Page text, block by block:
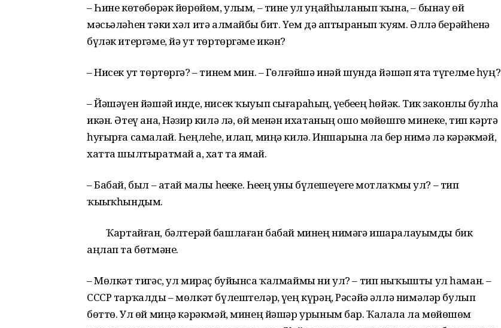
– Һине көтөбөрәк йөрөйөм, улым, – тине ул уңайһыҙланып ҡына, – бынау өй
мәсьәләһен тәки хәл итә алмайбыҙ бит. Үҙем дә аптыранып ҡуям. Әллә берәйһенә
бүләк итергәме, йә ут төртөргәме икән?
– Нисек ут төртөргә? – тинем мин. – Гөлғәйшә инәй шунда йәшәп ята түгелме һуң?
– Йәшәүен йәшәй инде, нисек ҡыуып сығараһың, үҙебеҙҙең һөйәк. Тик законлы булһа
икән. Әтеү ана, Нәзир килә лә, өй менән ихатаның ошо мөйөшгө минеке, тип кәртә
һуғырға самалай. Һеңлеһе, илап, миңә килә. Иншарына ла бер нимә лә кәрәкмәй,
хатта шылтыратмай ҙа, хат та яҙмай.
– Бабай, был – атай малы һеҙҙеке. Һеҙҙең уны бүлешеүегеҙ мотлаҡмы ул? – тип
ҡыҙыҡһындым.
Ҡартайған, бәлтерәй башлаған бабай минең нимәгә ишаралауымды бик
аңлап та бөтмәне.
– Мөлкәт тигәс, ул мираҫ буйынса ҡалмаймы ни ул? – тип ныҡышты ул һаман. –
СССР тарҡалды – мөлкәт бүлештеләр, үҙең күрәң, Рәсәйҙә әллә нимәләр булып
бөттө. Ул өй миңә кәрәкмәй, минең йәшәр урыным бар. Ҡалала ла мөйөшөм